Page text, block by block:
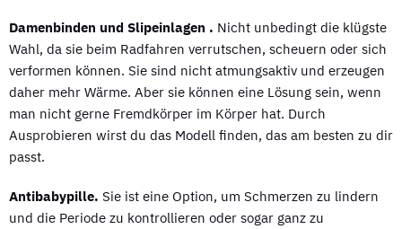
Damenbinden und Slipeinlagen . Nicht unbedingt die klügste
Wahl, da sie beim Radfahren verrutschen, scheuern oder sich
verformen können. Sie sind nicht atmungsaktiv und erzeugen
daher mehr Wärme. Aber sie können eine Lösung sein, wenn
man nicht gerne Fremdkörper im Körper hat. Durch
Ausprobieren wirst du das Modell finden, das am besten zu dir
passt.
Antibabypille. Sie ist eine Option, um Schmerzen zu lindern
und die Periode zu kontrollieren oder sogar ganz zu